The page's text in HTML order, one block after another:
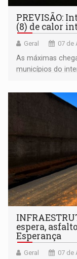
PREVISÃO:
(8) de calor
Geral 07 de
As máximas
municípios do
espera,
Esperança
Geral 07 de